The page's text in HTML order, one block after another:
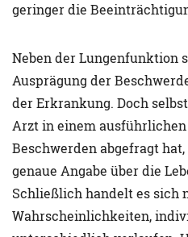
geringer die
Neben der Lungenfunktion
Ausprägung der
der Erkrankung. Doch
Arzt in einem ausführlichen
Beschwerden abgefragt
genaue Angabe über die
Schließlich handelt es sich
Wahrscheinlichkeiten,